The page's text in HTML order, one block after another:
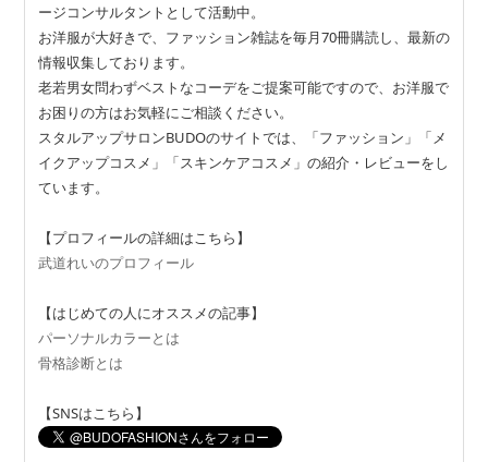
ージコンサルタントとして活動中。
お洋服が大好きで、ファッション雑誌を毎月70冊購読し、最新の
情報収集しております。
老若男女問わずベストなコーデをご提案可能ですので、お洋服で
お困りの方はお気軽にご相談ください。
スタルアップサロンBUDOのサイトでは、「ファッション」「メ
イクアップコスメ」「スキンケアコスメ」の紹介・レビューをし
ています。
【プロフィールの詳細はこちら】
武道れいのプロフィール
【はじめての人にオススメの記事】
パーソナルカラーとは
骨格診断とは
【SNSはこちら】